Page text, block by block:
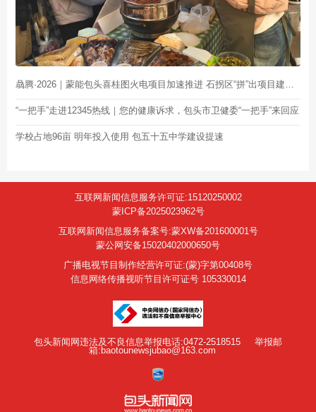
“一把手”走进12345热线｜您的健康诉求，包头市卫健委“一把手”来回应
学校占地96亩 明年投入使用 包五十五中学建设提速
互联网新闻信息服务许可证:15120250002
蒙ICP备2025023962号
互联网新闻信息服务备案号:蒙XW备201600001号
蒙公网安备15020402000650号
广播电视节目制作经营许可证:(蒙)字第00408号
信息网络传播视听节目许可证号 105330014
包头新闻网违法及不良信息举报电话:0472-2518515
举报邮
箱:baotounewsjubao@163.com